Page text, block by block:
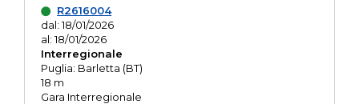
R2616004
dal: 18/01/2026
al: 18/01/2026
Interregionale
Puglia: Barletta (BT)
18 m
Gara Interregionale